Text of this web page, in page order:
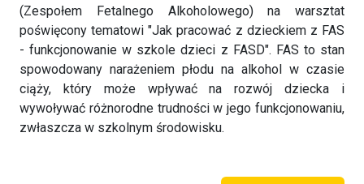
(Zespołem Fetalnego Alkoholowego) na warsztat
poświęcony tematowi "Jak pracować z dzieckiem z FAS
- funkcjonowanie w szkole dzieci z FASD". FAS to stan
spowodowany narażeniem płodu na alkohol w czasie
ciąży, który może wpływać na rozwój dziecka i
wywoływać różnorodne trudności w jego funkcjonowaniu,
zwłaszcza w szkolnym środowisku.